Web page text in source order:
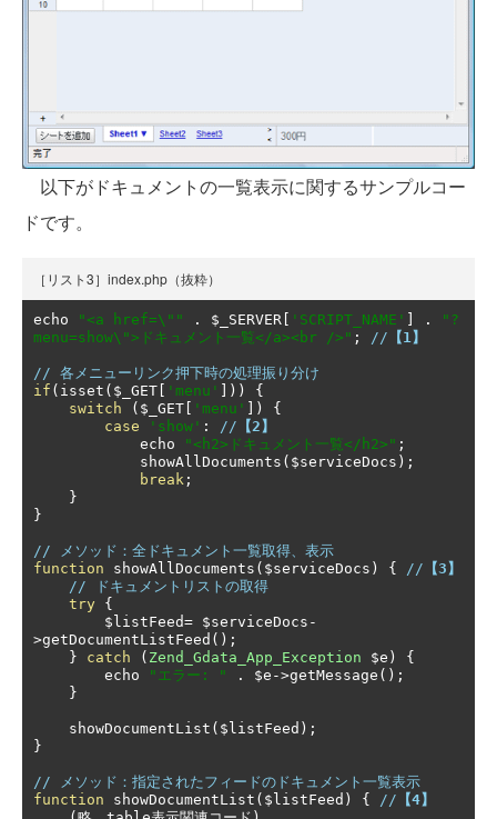
以下がドキュメントの一覧表示に関するサンプルコー
ドです。
［リスト3］index.php（抜粋）
echo "<a href=\"" . $_SERVER [ 'SCRIPT_NAME' ] .
"?
menu=show\">ドキュメント一覧</a><br />" ; // 【1】
// 各メニューリンク押下時の処理振り分け
if ( isset ( $_GET [ 'menu' ]))
{
switch
( $_GET [ 'menu' ])
{
case
'show' : // 【2】
            echo
"<h2>ドキュメント一覧</h2>" ;
            showAllDocuments
( $serviceDocs );
break ;
}
}
// メソッド：全ドキュメント一覧取得、表示
function showAllDocuments ( $serviceDocs ) { // 【3】
// ドキュメントリストの取得
try
{
        $listFeed
= $serviceDocs -
>getDocumentListFeed ();
}
catch ( Zend_Gdata_App_Exception $e )
{
        echo
"エラー: " . $e ->getMessage ();
}
    showDocumentList
( $listFeed );
}
// メソッド：指定されたフィードのドキュメント一覧表示
function showDocumentList ( $listFeed ) { // 【4】